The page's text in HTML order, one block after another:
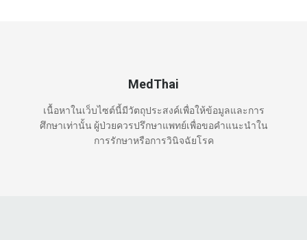
MedThai
เนื้อหาในเว็บไซต์นี้มีวัตถุประสงค์เพื่อให้ข้อมูลและการ
ศึกษาเท่านั้น ผู้ป่วยควรปรึกษาแพทย์เพื่อขอคำแนะนำใน
การรักษาหรือการวินิจฉัยโรค